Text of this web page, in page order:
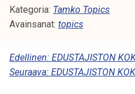
Kategoria: Tamko Topics
Avainsanat: topics
A
R
Edellinen: EDUSTAJISTON
Seuraava: EDUSTAJISTON